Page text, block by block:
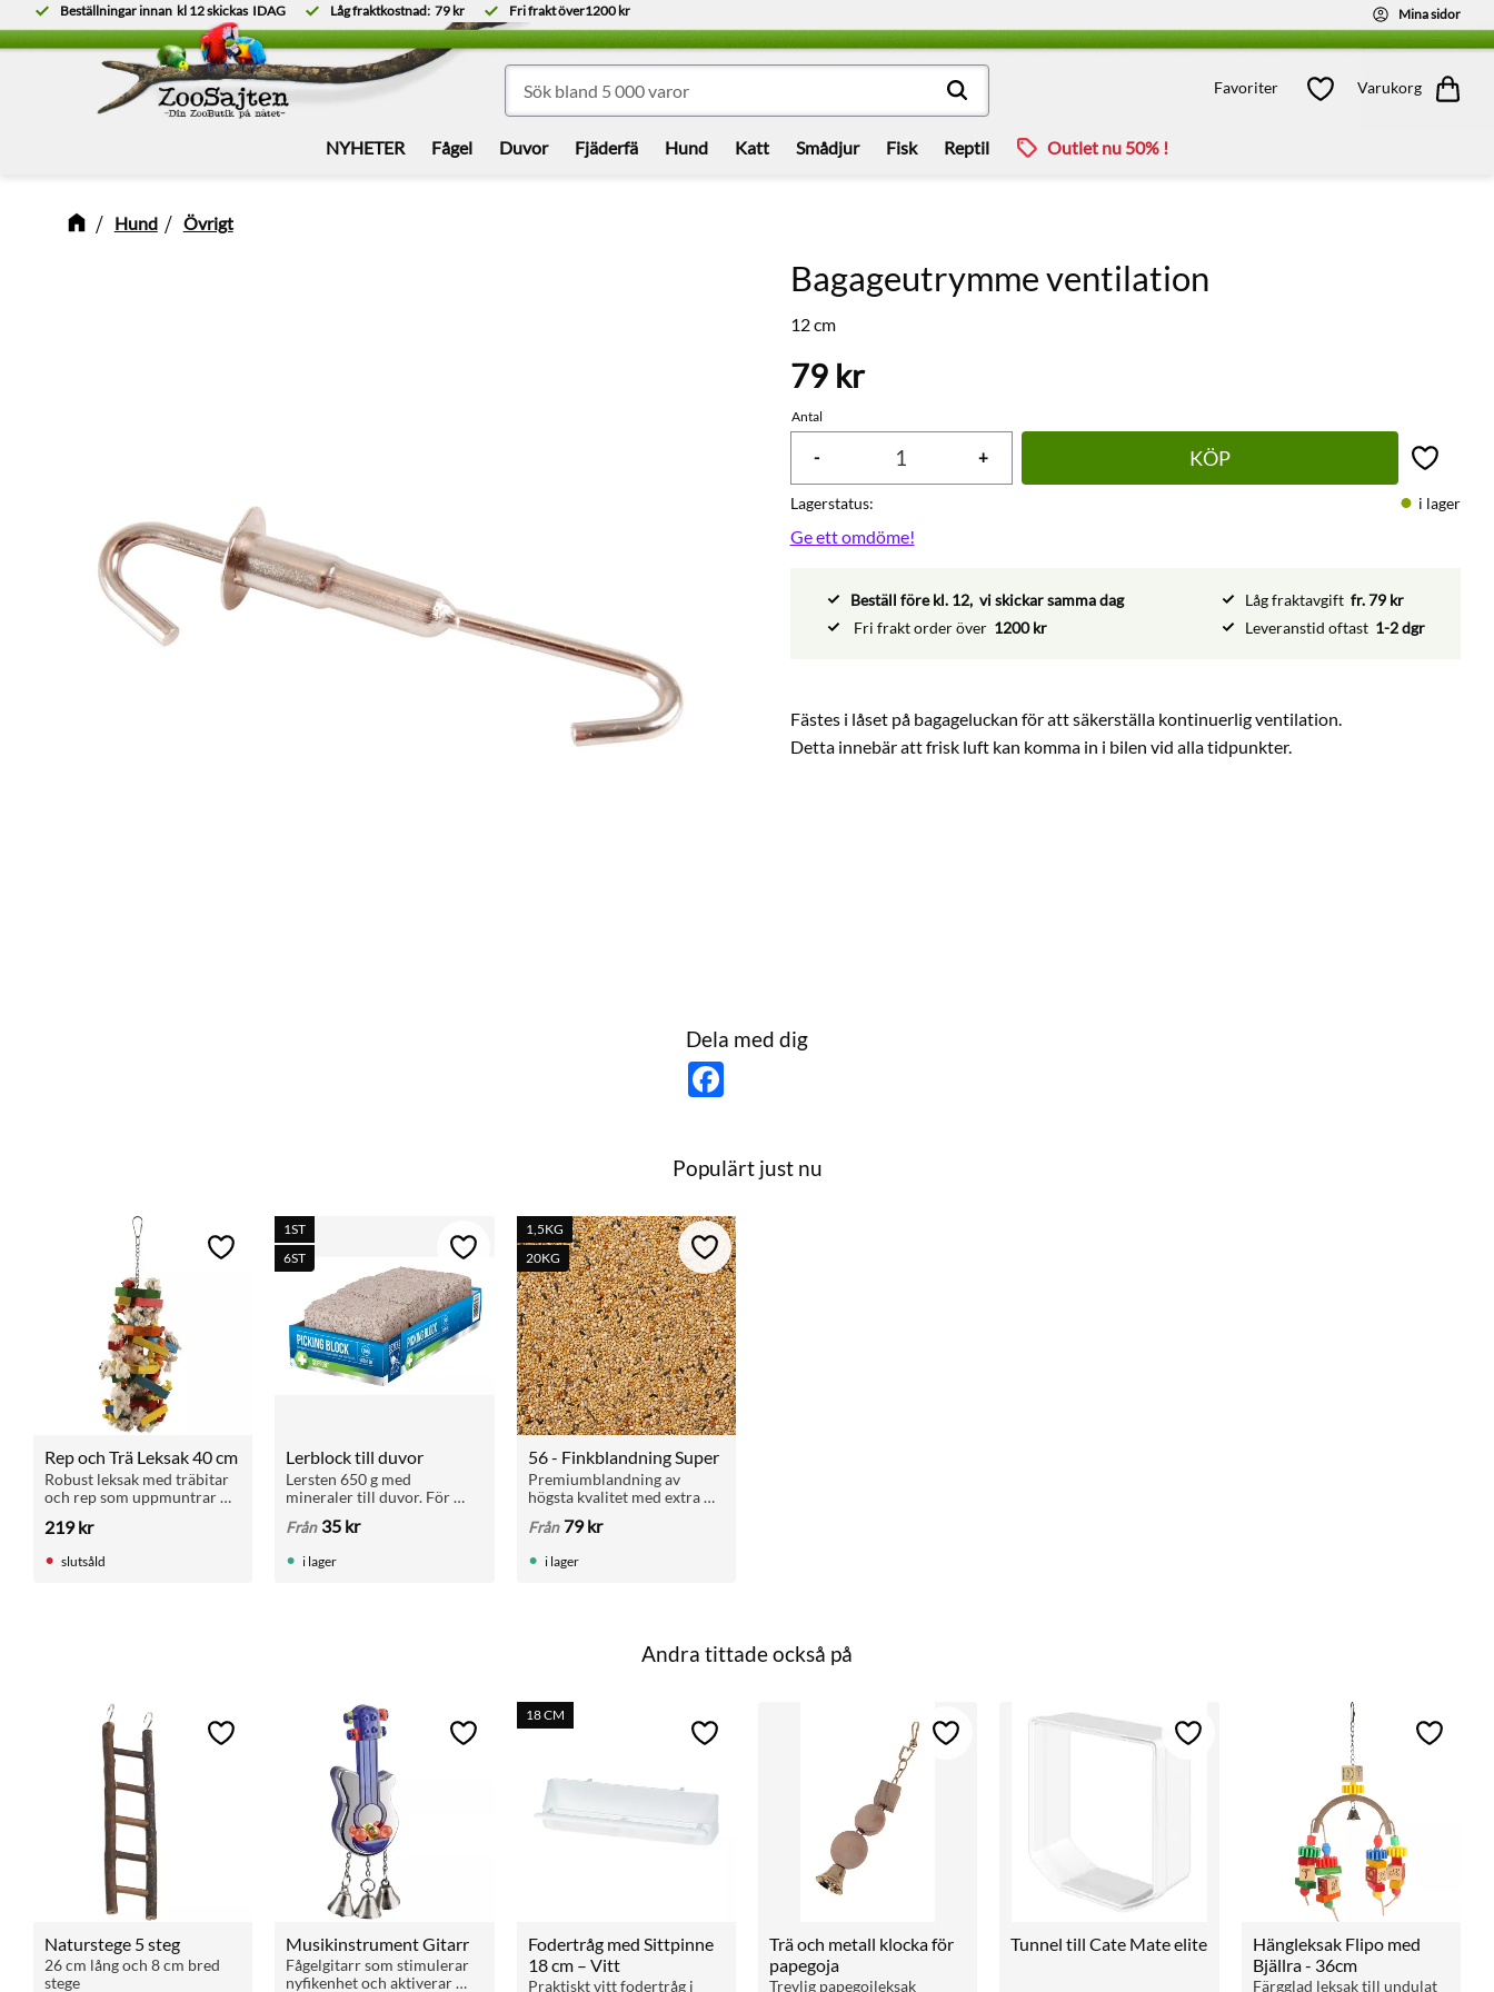
Beställningar innan kl 12skickas IDAG Låg fraktkostnad: 79 kr Fri frakt över1200 kr Mina sidor
Favoriter Varukorg
Favoriter
Kundvagn
NYHETER Fågel Duvor Fjäderfä Hund Katt Smådjur Fisk Reptil Outlet nu 50% !
Hund Övrigt
Bagageutrymme ventilation
12 cm
79kr
Antal
+
- KÖP Lägg till
Lagerstatus i lager
Ge ett omdöme!
Beställ före kl. 12, vi skickar samma dag Låg fraktavgift fr. 79 kr
Fri frakt order över 1200 kr Leveranstid oftast 1-2 dgr
Fästes i låset på bagageluckan för att säkerställa kontinuerlig ventilation.
Detta innebär att frisk luft kan komma in i bilen vid alla tidpunkter.
Dela med dig
o
o
Populärt just nu
Rep och Trä Leksak 40 cm
Robust leksak med träbitar
och rep som uppmuntrar
medelstora fåglar.
219kr
Lägg till i favoriter
slutsåld
Lerblock till duvor
Lersten 650 g med
mineraler till duvor. För
Passar brevduvor, rasduvor
i storpack 5+1.
Från 35 kr
1ST
6ST
Lägg till i favoriter
i lager
56 - Finkblandning Super
Premiumblandning av
högsta kvalitet med extra
Rekommenderas för både
uppfödning av exotiska
Från 79kr
1,5KG
20KG
Lägg till i favoriter
i lager
Andra tittade också på
Naturstege 5 steg
26 cm lång och 8 cm bred
stege
Lägg till i favoriter
Musikinstrument Gitarr
Fågelgitarr som stimulerar
nyfikenhet och aktiverar
Lägg till i favoriter
Fodertråg med Sittpinne
18 cm – Vitt
Praktiskt vitt fodertråg i
18 CM
Lägg till i favoriter
Trä och metall klocka för
papegoja
Trevlig papegojleksak
Lägg till i favoriter
Tunnel till Cate Mate elite
Lägg till i favoriter
Hängleksak Flipo med
Bjällra - 36cm
Färgglad leksak till undulat
Lägg till